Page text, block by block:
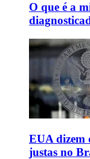
O que é a
EUA dizem
justas no